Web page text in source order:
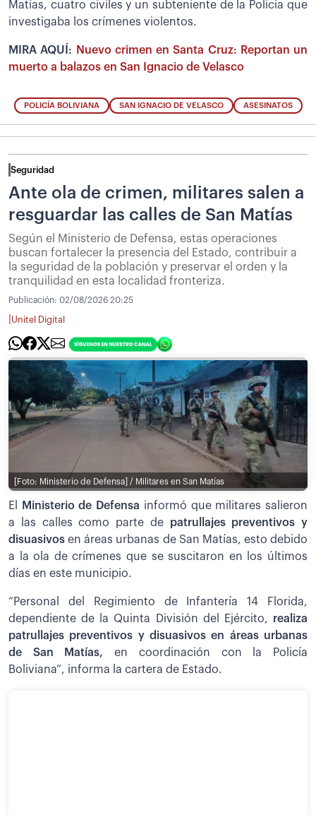
Matías, cuatro civiles y un subteniente de la Policía que
investigaba los crímenes violentos.
MIRA AQUÍ:
Nuevo crimen en Santa Cruz: Reportan un
muerto a balazos en San Ignacio de Velasco
POLICÍA BOLIVIANA SAN IGNACIO DE VELASCO ASESINATOS
Seguridad
Ante ola de crimen, militares salen a
resguardar las calles de San Matías
Según el Ministerio de Defensa, estas operaciones
buscan fortalecer la presencia del Estado, contribuir a
la seguridad de la población y preservar el orden y la
tranquilidad en esta localidad fronteriza.
Publicación: 02/08/2026 20:25
Unitel Digital
[Foto: Ministerio de Defensa] / Militares en San Matías
El Ministerio de Defensa informó que militares salieron
a las calles como parte de patrullajes preventivos y
disuasivosen áreas urbanas de San Matías, esto debido
a la ola de crímenes que se suscitaron en los últimos
días en este municipio.
“Personal del Regimiento de Infantería 14 Florida,
dependiente de la Quinta División del Ejército, realiza
patrullajes preventivos y disuasivos en áreas urbanas
de San Matías, en coordinación con la Policía
Boliviana”, informa la cartera de Estado.